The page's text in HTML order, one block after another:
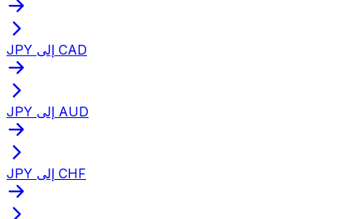
JPY إلى CAD
JPY إلى AUD
JPY إلى CHF